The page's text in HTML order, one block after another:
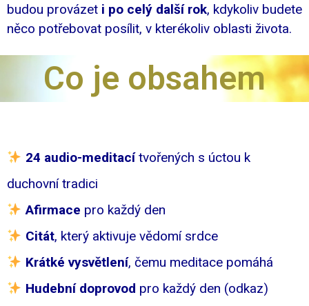
budou provázet i po celý další rok, kdykoliv budete
něco potřebovat posílit, v kterékoliv oblasti života.
Co je obsahem
24 audio-meditacítvořených s úctou k
duchovní tradici
Afirmace pro každý den
Citát, který aktivuje vědomí srdce
Krátké vysvětlení, čemu meditace pomáhá
Hudební doprovod pro každý den (odkaz)